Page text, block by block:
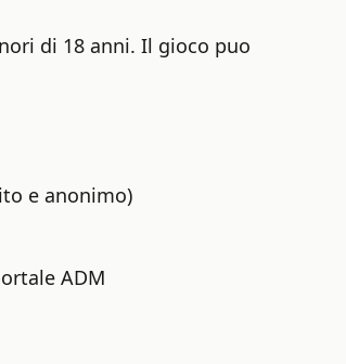
di 18 anni. Il gioco puo
e anonimo)
ADM